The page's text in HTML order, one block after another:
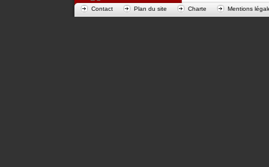
Contact Plan du site Charte Mentions